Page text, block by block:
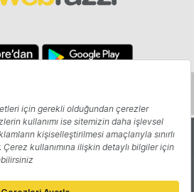
Yazarlar
Reklam